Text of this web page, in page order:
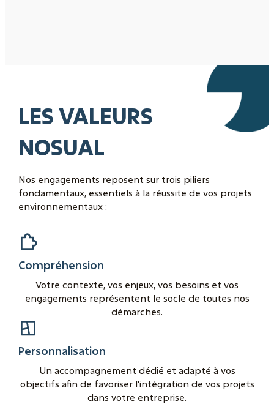
LES VALEURS
NOSUAL
Nos engagements reposent sur trois piliers
fondamentaux, essentiels à la réussite de vos projets
environnementaux :
Compréhension
Votre contexte, vos enjeux, vos besoins et vos
engagements représentent le socle de toutes nos
démarches.
Personnalisation
Un accompagnement dédié et adapté à vos
objectifs afin de favoriser l'intégration de vos projets
dans votre entreprise.